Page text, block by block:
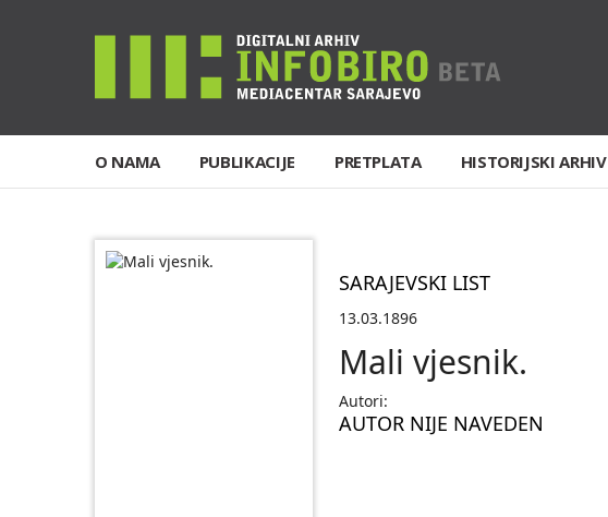
O NAMA PUBLIKACIJE PRETPLATA HISTORIJSKI ARHIV
SARAJEVSKI LIST
13.03.1896
Mali vjesnik.
Autori:
AUTOR NIJE NAVEDEN